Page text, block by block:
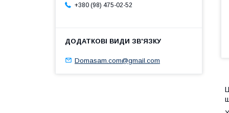
+380 (98) 475-02-52
Domasam.com@gmail.com